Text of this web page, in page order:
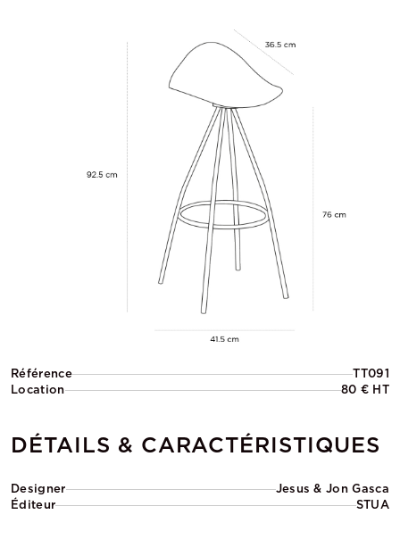
Référence
TT091
Location
80 € HT
DÉTAILS & CARACTÉRISTIQUES
Designer
Jesus & Jon Gasca
Éditeur
STUA